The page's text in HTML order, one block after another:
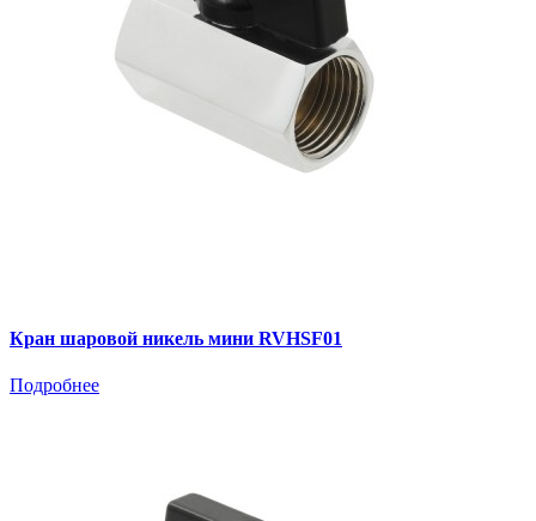
Кран шаровой никель мини RVHSF01
Подробнее